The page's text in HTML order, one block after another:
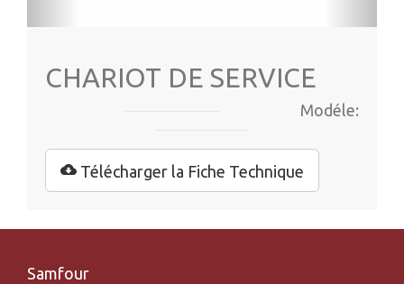
CHARIOT DE SERVICE
Modéle:
Télécharger la Fiche Technique
Samfour